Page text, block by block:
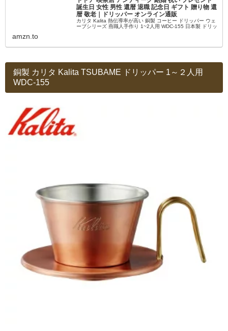
誕生日 女性 男性 還暦 退職 記念日 ギフト 贈り物 還
暦 敬老｜ドリッパー オンライン通販
カリタ Kalita 熱伝導率が高い 銅製 コーヒー ドリッパー ウェ
ーブシリーズ 燕職人手作り 1~2人用 WDC-155 日本製 ドリッ
amzn.to
銅製 カリタ Kalita TSUBAME ドリッパー 1～２人用
WDC-155